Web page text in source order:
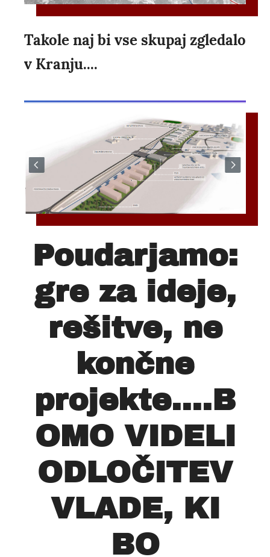
Takole naj bi vse skupaj zgledalo
v Kranju....
Poudarjamo:
gre za ideje,
rešitve, ne
končne
projekte....B
OMO VIDELI
ODLOČITEV
VLADE, KI
BO